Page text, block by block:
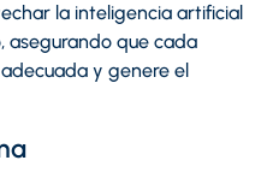
la inteligencia artificial
asegurando que cada
y genere el